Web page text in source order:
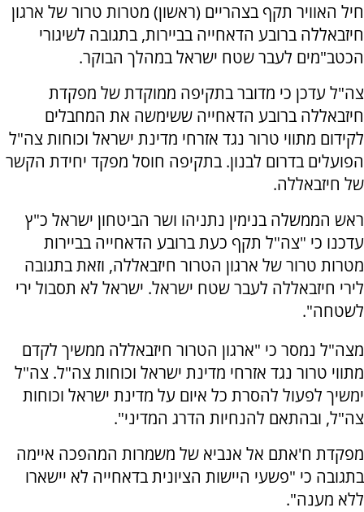
חיל האוויר תקף בצהריים (ראשון) מטרות טרור של ארגון
חיזבאללה ברובע הדאחייה בביירות, בתגובה לשיגורי
הכטב"מים לעבר שטח ישראל במהלך הבוקר.
צה"ל עדכן כי מדובר בתקיפה ממוקדת של מפקדת
חיזבאללה ברובע הדאחייה ששימשה את המחבלים
לקידום מתווי טרור נגד אזרחי מדינת ישראל וכוחות צה"ל
הפועלים בדרום לבנון. בתקיפה חוסל מפקד יחידת הקשר
של חיזבאללה.
ראש הממשלה בנימין נתניהו ושר הביטחון ישראל כ"ץ
עדכנו כי "צה"ל תקף כעת ברובע הדאחייה בביירות
מטרות טרור של ארגון הטרור חיזבאללה, וזאת בתגובה
לירי חיזבאללה לעבר שטח ישראל. ישראל לא תסבול ירי
לשטחה".
מצה"ל נמסר כי "ארגון הטרור חיזבאללה ממשיך לקדם
מתווי טרור נגד אזרחי מדינת ישראל וכוחות צה"ל. צה"ל
ימשיך לפעול להסרת כל איום על מדינת ישראל וכוחות
צה"ל, ובהתאם להנחיות הדרג המדיני".
מפקדת ח'אתם אל אנביא של משמרות המהפכה איימה
בתגובה כי "פשעי היישות הציונית בדאחייה לא יישארו
ללא מענה".